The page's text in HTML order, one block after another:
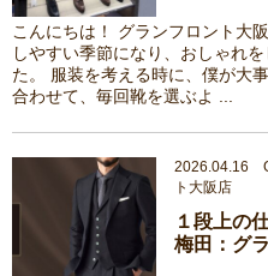
こんにちは！ グランフロント大
しやすい季節になり、おしゃれ
た。 服装を考える時に、僕が大
合わせて、毎回靴を選ぶよ ...
2026.04.16
ト大阪店
１段上の
梅田：グ